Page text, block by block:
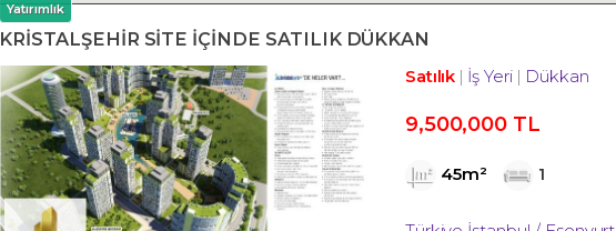
Yatırımlık
KRİSTALŞEHİR SİTE İÇİNDE SATILIK DÜKKAN
Satılık İş Yeri Dükkan
9,500,000 TL
45m² 1